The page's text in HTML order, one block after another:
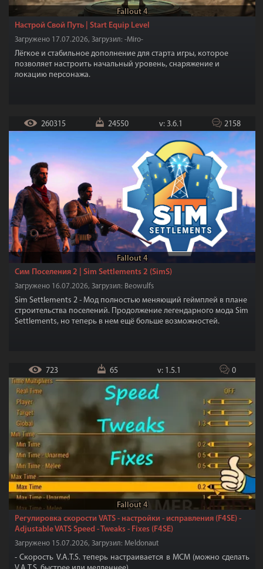
Fallout 4
Настрой Свой Путь | Start Equip Level
Загружено 17.07.2026, Загрузил: -Miro-
Лёгкое и стабильное дополнение для старта игры, которое
позволяет настроить начальный уровень, снаряжение и
локацию персонажа.
Fallout 4
260315 24550 v: 3.6.1 2158
Сим Поселения 2 | Sim Settlements 2 (SimS)
Загружено 16.07.2026, Загрузил: Beowulfs
Sim Settlements 2 - Мод полностью меняющий геймплей в плане
строительства поселений. Продолжение легендарного мода Sim
Settlements, но теперь в нем ещё больше возможностей.
Fallout 4
723 65 v: 1.5.1 0
Регулировка скорости VATS - настройки - исправления (F4SE) -
Adjustable VATS Speed - Tweaks - Fixes (F4SE)
Загружено 15.07.2026, Загрузил: Meldonaut
- Скорость V.A.T.S. теперь настраивается в MCM (можно сделать